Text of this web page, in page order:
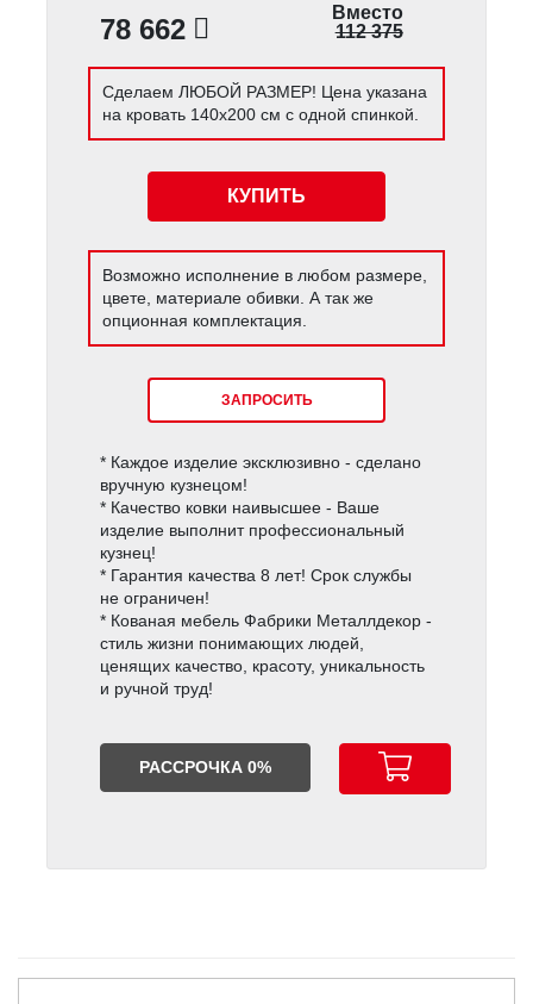
78 662
Вместо
112 375
Сделаем ЛЮБОЙ РАЗМЕР! Цена указана
на кровать 140х200 см с одной спинкой.
КУПИТЬ
Возможно исполнение в любом размере,
цвете, материале обивки. А так же
опционная комплектация.
ЗАПРОСИТЬ
* Каждое изделие эксклюзивно - сделано
вручную кузнецом!
* Качество ковки наивысшее - Ваше
изделие выполнит профессиональный
кузнец!
* Гарантия качества 8 лет! Срок службы
не ограничен!
* Кованая мебель Фабрики Металлдекор -
стиль жизни понимающих людей,
ценящих качество, красоту, уникальность
и ручной труд!
РАССРОЧКА 0%